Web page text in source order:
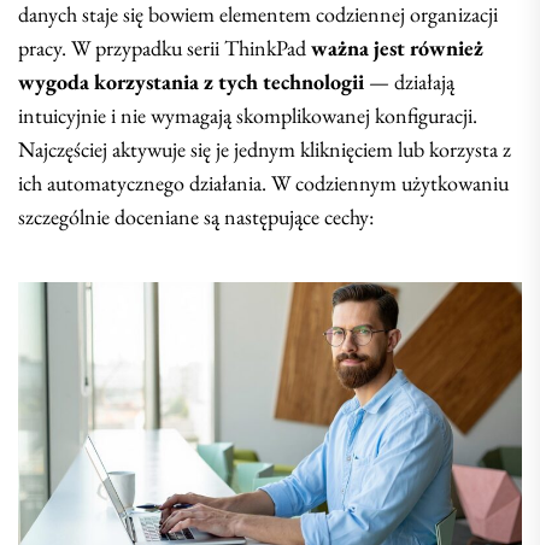
danych staje się bowiem elementem codziennej organizacji
pracy. W przypadku serii ThinkPadważna jest również
wygoda korzystania z tych technologii — działają
intuicyjnie i nie wymagają skomplikowanej konfiguracji.
Najczęściej aktywuje się je jednym kliknięciem lub korzysta z
ich automatycznego działania. W codziennym użytkowaniu
szczególnie doceniane są następujące cechy: